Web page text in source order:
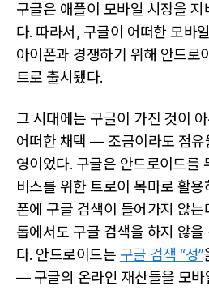
구글은 애플이 모바일 시장을
다. 따라서, 구글이 어떠한 모바
아이폰과 경쟁하기 위해 안드로
트로 출시됐다.
그 시대에는 구글이 가진 것이
어떠한 채택 — 조금이라도 점
영이었다. 구글은 안드로이드를
비스를 위한 트로이 목마로 활용
폰에 구글 검색이 들어가지 않
톱에서도 구글 검색을 하지 않
다. 안드로이드는 구글 검색 “성”
— 구글의 온라인 재산들을 모바